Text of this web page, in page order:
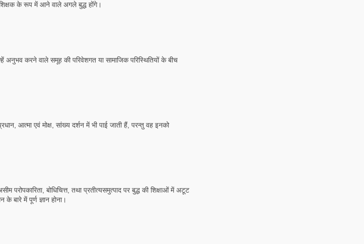
शिक्षक के रूप में आने वाले अगले बुद्ध होंगे।
अनुभव करने वाले समूह की परिवेशगत या सामाजिक परिस्थितियों के बीच
आत्मा एवं मोक्ष, सांख्य दर्शन में भी पाई जाती हैं, परन्तु वह इनको
परोपकारिता, बोधिचित्त, तथा प्रतीत्यसमुत्पाद पर बुद्ध की शिक्षाओं में अटूट
बारे में पूर्ण ज्ञान होना।